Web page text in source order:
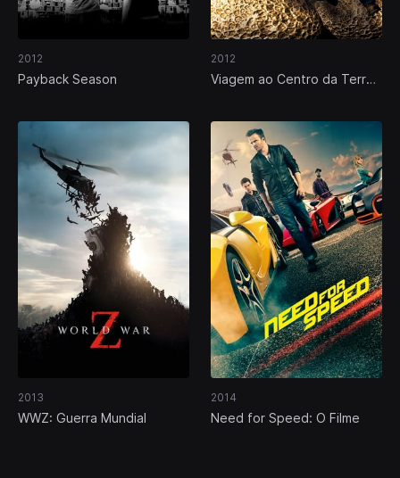
2012
Payback Season
2012
Viagem ao Centro da Terra
2013
WWZ: Guerra Mundial
2014
Need for Speed: O Filme